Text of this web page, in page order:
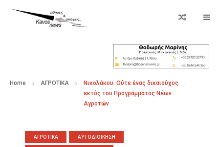
Home ΑΓΡΟΤΙΚΑ
Νικολάκου: Ούτε ένας δικαιούχος
εκτός του Προγράμματος Νέων
Αγροτών
ΑΓΡΟΤΙΚΑ ΑΥΤΟΔΙΟΙΚΗΣΗ